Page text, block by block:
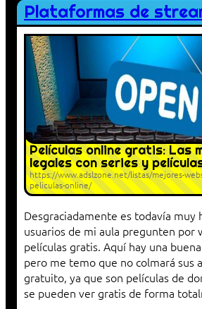
Plataformas de
Películas online gratis: Las
legales con series y
https://www.adslzone.net/listas/mejores-
peliculas-online/
Desgraciadamente es todavía muy
usuarios de mi aula pregunten por
películas gratis. Aquí hay una
pero me temo que no colmará sus
gratuito, ya que son películas de
se pueden ver gratis de forma